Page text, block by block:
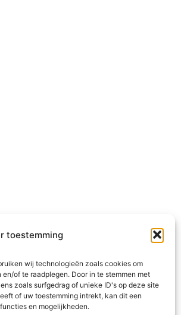
toestemming
wij technologieën zoals cookies om
of te raadplegen. Door in te stemmen met
zoals surfgedrag of unieke ID's op deze site
of uw toestemming intrekt, kan dit een
en mogelijkheden.